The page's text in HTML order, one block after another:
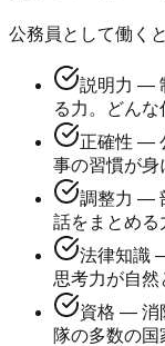
公務員として働く
説明力 —
る力。どんな
正確性 —
事の習慣が身
調整力 —
話をまとめる
法律知識
思考力が自然
資格 — 消
隊の多数の